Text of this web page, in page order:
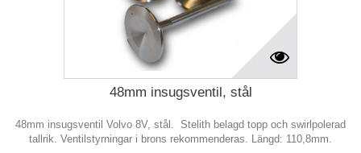
48mm insugsventil, stål
48mm insugsventil Volvo 8V, stål. Stelith belagd topp och swirlpolerad
tallrik. Ventilstyrningar i brons rekommenderas. Längd: 110,8mm.